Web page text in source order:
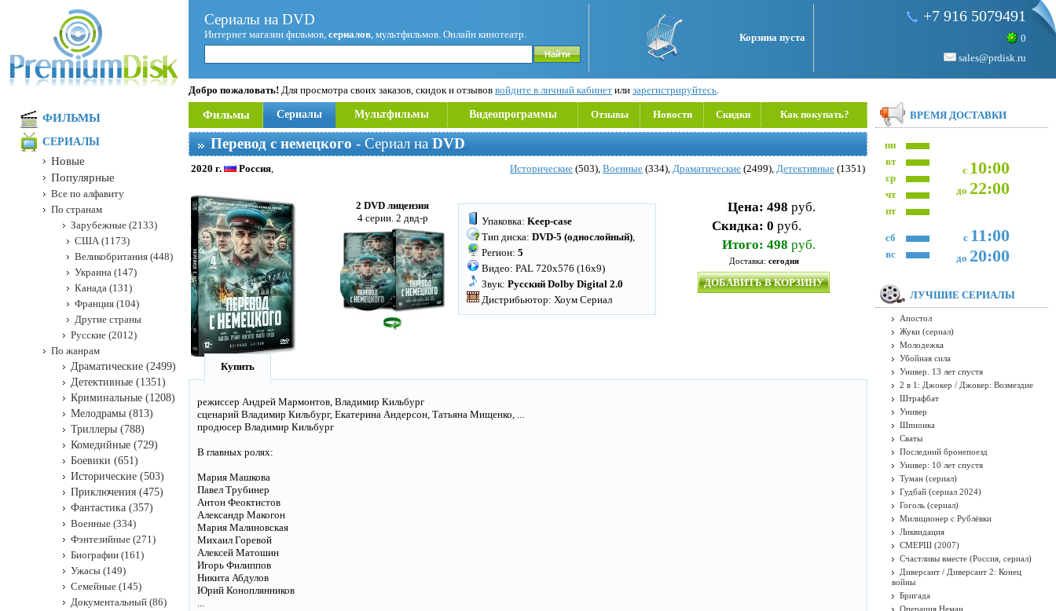
Сериалы на DVD
Интернет магазин фильмов, сериалов, мультфильмов. Онлайн кинотеатр. Корзина пуста
+7 916 5079491
0
sales@prdisk.ru
Добро пожаловать! Для просмотра своих заказов, скидок и отзывов войдите в личный кабинет или зарегистрируйтесь.
Фильмы Сериалы Мультфильмы Видеопрограммы Отзывы Новости Скидки Как покупать?
Перевод с немецкого - Сериал на DVD
2020 г. Россия, Исторические (503), Военные (334), Драматические (2499), Детективные (1351)
2 DVD лицензия
4 серии. 2 двд-р
Упаковка: Keep-case
Тип диска: DVD-5 (однослойный),
Регион: 5
Видео: PAL 720x576 (16x9)
Звук: Русский Dolby Digital 2.0
Дистрибьютор: Хоум Сериал
Цена: 498 руб.
Скидка: 0 руб.
Итого: 498 руб.
Доставка: сегодня
ДОБАВИТЬ В КОРЗИНУ
Купить
режиссер Андрей Мармонтов, Владимир Кильбург
сценарий Владимир Кильбург, Екатерина Андерсон, Татьяна Мищенко, ...
продюсер Владимир Кильбург
В главных ролях:
Мария Машкова
Павел Трубинер
Антон Феоктистов
Александр Макогон
Мария Малиновская
Михаил Горевой
Алексей Матошин
Игорь Филиппов
Никита Абдулов
Юрий Коноплянников
...
ФИЛЬМЫ
СЕРИАЛЫ
Новые
Популярные
Все по алфавиту
По странам
Зарубежные (2133)
США (1173)
Великобритания (448)
Украина (147)
Канада (131)
Франция (104)
Другие страны
Русские (2012)
По жанрам
Драматические (2499)
Детективные (1351)
Криминальные (1208)
Мелодрамы (813)
Триллеры (788)
Комедийные (729)
Боевики (651)
Исторические (503)
Приключения (475)
Фантастика (357)
Военные (334)
Фэнтезийные (271)
Биографии (161)
Ужасы (149)
Семейные (145)
Документальный (86)
ВРЕМЯ ДОСТАВКИ
пн
с 10:00
до 22:00
вт
ср
чт
пт
с 11:00
до 20:00
сб
вс
ЛУЧШИЕ СЕРИАЛЫ
Апостол
Жуки (сериал)
Молодежка
Убойная сила
Универ. 13 лет спустя
2 в 1: Джокер / Джокер: Возмездие
Штрафбат
Универ
Шпионка
Сваты
Последний бронепоезд
Универ: 10 лет спустя
Туман (сериал)
Гудбай (сериал 2024)
Гоголь (сериал)
Милиционер с Рублёвки
Ликвидация
СМЕРШ (2007)
Счастливы вместе (Россия, сериал)
Диверсант / Диверсант 2: Конец
войны
Бригада
Операция Неман